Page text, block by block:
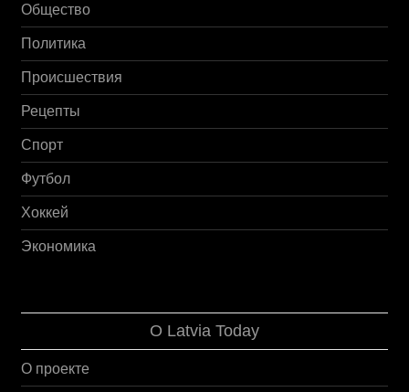
Общество
Политика
Происшествия
Рецепты
Спорт
Футбол
Хоккей
Экономика
О Latvia Today
О проекте